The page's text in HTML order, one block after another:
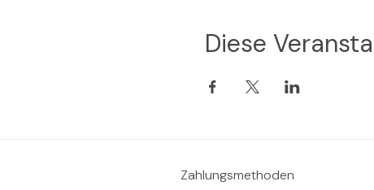
Diese
Zahlungsmethoden